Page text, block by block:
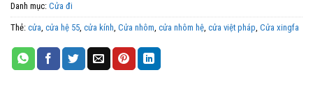
Danh mục: Cửa đi
Thẻ: cửa, cửa hệ 55, cửa kính, Cửa nhôm, cửa nhôm hệ, cửa việt pháp, Cửa xingfa